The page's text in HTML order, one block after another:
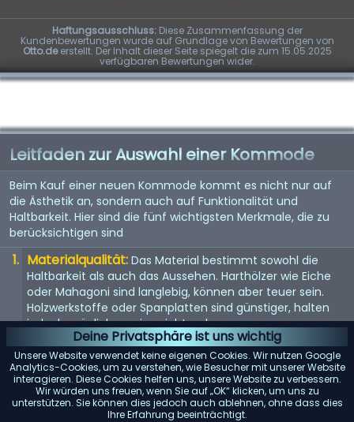
Deine Privatsphäre ist uns wichtig
Unsere Website verwendet keine eigenen Cookies. Wir nutzen Google
Analytics-Cookies, um zu verstehen, wie Besucher mit unserer Website
interagieren. Diese Cookies helfen uns, unsere Website zu verbessern.
Wir würden uns freuen, wenn Sie auf „OK“ klicken, um uns zu
unterstützen. Sie können dies jedoch auch ablehnen, ohne dass dies
Ihre Erfahrung beeinträchtigt.
Haftungsausschluss:Diese Zusammenfassung der
Kundenbewertungen wurde auf Grundlage von Bewertungen von
Otto.deerstellt. Der Inhalt dieser Seite spiegelt die zum 15.05.2025
verfügbaren Bewertungen wider.
Leitfaden zur Auswahl einer Kommode
Beim Kauf einer neuen Kommode kommt es nicht nur auf
die Ästhetik an, sondern auch auf Funktionalität und
Haltbarkeit. Hier sind die fünf wichtigsten Merkmale, die zu
berücksichtigen sind
Materialqualität: Das Material bestimmt sowohl die
Haltbarkeit als auch das Aussehen. Harthölzer wie Eiche
oder Mahagoni sind langlebig, können aber teuer sein.
Holzwerkstoffe oder Spanplatten sind günstiger, halten
jedoch möglicherweise nicht so lange.
Größe und Stauraum: Überlegen Sie, wie viel Stauraum
Sie benötigen und wie viel Platz in Ihrem Zimmer zur
Verfügung steht. Messen Sie den Bereich, in dem Sie die
Kommode aufstellen möchten, um sicherzustellen, dass